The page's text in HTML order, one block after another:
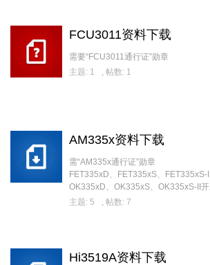
FCU3011资料下载
需要“FCU3011通行证”勋章
主题: 1
, 帖数: 1
AM335x资料下载
需“AM335x通行证”勋章
FET335xD、FET335xS、FET335xS-
OK335xD、OK335xS、OK335xS-II开
主题: 5
, 帖数: 7
Hi3519A资料下载